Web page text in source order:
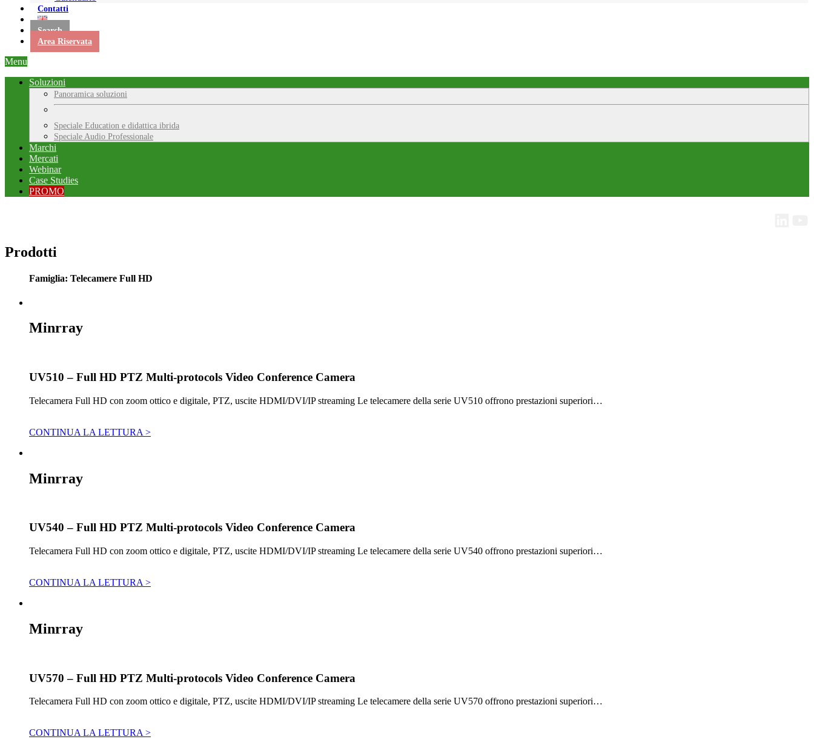
Contatti
Search
Area Riservata
Menu
Soluzioni
Panoramica soluzioni
Speciale Education e didattica ibrida
Speciale Audio Professionale
Marchi
Mercati
Webinar
Case Studies
PROMO
Prodotti
Famiglia: Telecamere Full HD
Minrray
UV510 – Full HD PTZ Multi-protocols Video Conference Camera
Telecamera Full HD con zoom ottico e digitale, PTZ, uscite HDMI/DVI/IP streaming Le telecamere della serie UV510 offrono prestazioni superiori…
CONTINUA LA LETTURA >
Minrray
UV540 – Full HD PTZ Multi-protocols Video Conference Camera
Telecamera Full HD con zoom ottico e digitale, PTZ, uscite HDMI/DVI/IP streaming Le telecamere della serie UV540 offrono prestazioni superiori…
CONTINUA LA LETTURA >
Minrray
UV570 – Full HD PTZ Multi-protocols Video Conference Camera
Telecamera Full HD con zoom ottico e digitale, PTZ, uscite HDMI/DVI/IP streaming Le telecamere della serie UV570 offrono prestazioni superiori…
CONTINUA LA LETTURA >